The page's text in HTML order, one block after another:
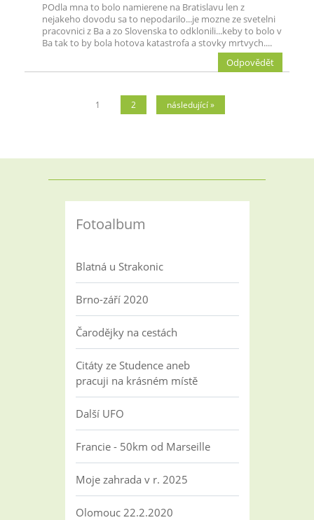
POdla mna to bolo namierene na Bratislavu len z
nejakeho dovodu sa to nepodarilo...je mozne ze svetelni
pracovnici z Ba a zo Slovenska to odklonili...keby to bolo v
Ba tak to by bola hotova katastrofa a stovky mrtvych....
Odpovědět
1 2 následující »
Fotoalbum
Blatná u Strakonic
Brno-září 2020
Čarodějky na cestách
Citáty ze Studence aneb
pracuji na krásném místě
Další UFO
Francie - 50km od Marseille
Moje zahrada v r. 2025
Olomouc 22.2.2020